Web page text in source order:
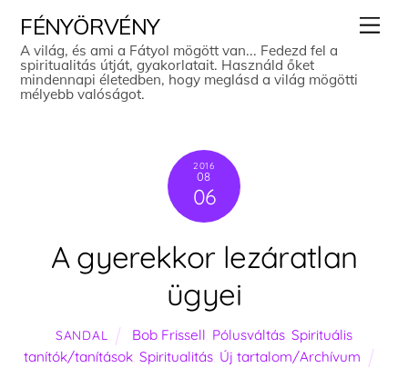
content
FÉNYÖRVÉNY
A világ, és ami a Fátyol mögött van... Fedezd fel a
spiritualitás útját, gyakorlatait. Használd őket
mindennapi életedben, hogy meglásd a világ mögötti
mélyebb valóságot.
2016
08
06
A gyerekkor lezáratlan
ügyei
SANDAL Bob Frissell Pólusváltás, Spirituális
tanítók/tanítások, Spiritualitás, Új tartalom/Archívum